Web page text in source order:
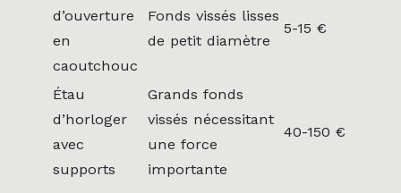
d’ouverture
en
caoutchouc
Fonds vissés lisses
de petit diamètre
5-15 €
Étau
d’horloger
avec
supports
Grands fonds
vissés nécessitant
une force
importante
40-150 €